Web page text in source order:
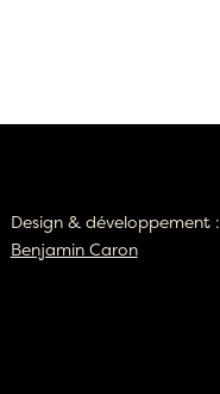
Design & développement :
Benjamin Caron